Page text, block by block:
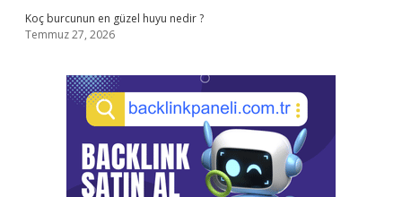
Koç burcunun en güzel huyu nedir ?
Temmuz 27, 2026